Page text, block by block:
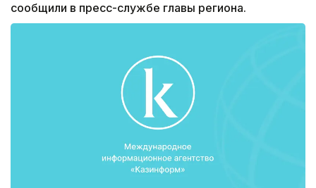
сообщили в пресс-службе главы региона.